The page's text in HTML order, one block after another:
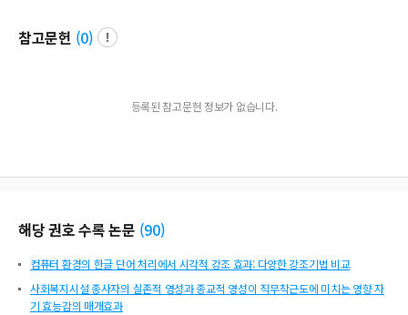
참고문헌 (0)
등록된 참고문헌 정보가 없습니다.
해당 권호 수록 논문 (90)
컴퓨터 환경의 한글 단어 처리에서 시각적 강조 효과: 다양한 강조기법 비교
사회복지시설 종사자의 실존적 영성과 종교적 영성이 직무착근도에 미치는 영향 자
기 효능감의 매개효과